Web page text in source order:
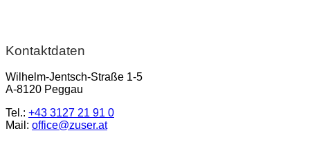
Kontaktdaten
Wilhelm-Jentsch-Straße 1-5
A-8120 Peggau
Tel.: +43 3127 21 91 0
Mail: office@zuser.at